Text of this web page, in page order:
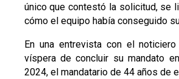
único que contestó la solicitud, se
cómo el equipo había conseguido
En una entrevista con el
víspera de concluir su mandato
2024, el mandatario de 44 años de